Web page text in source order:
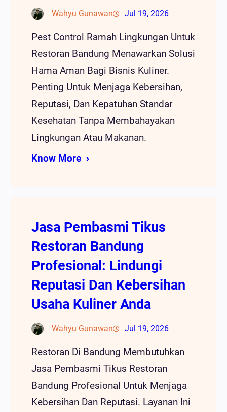
Wahyu Gunawan Jul 19, 2026
Pest Control Ramah Lingkungan Untuk
Restoran Bandung Menawarkan Solusi
Hama Aman Bagi Bisnis Kuliner.
Penting Untuk Menjaga Kebersihan,
Reputasi, Dan Kepatuhan Standar
Kesehatan Tanpa Membahayakan
Lingkungan Atau Makanan.
Know More
Jasa Pembasmi Tikus
Restoran Bandung
Profesional: Lindungi
Reputasi Dan Kebersihan
Usaha Kuliner Anda
Wahyu Gunawan Jul 19, 2026
Restoran Di Bandung Membutuhkan
Jasa Pembasmi Tikus Restoran
Bandung Profesional Untuk Menjaga
Kebersihan Dan Reputasi. Layanan Ini